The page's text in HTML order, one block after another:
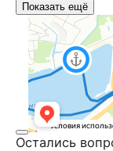
Показать ещё
Остались